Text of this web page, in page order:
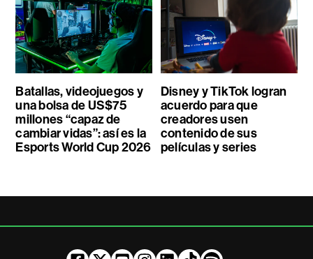
Batallas, videojuegos y
una bolsa de US$75
millones “capaz de
cambiar vidas”: así es la
Esports World Cup 2026
Disney y TikTok logran
acuerdo para que
creadores usen
contenido de sus
películas y series